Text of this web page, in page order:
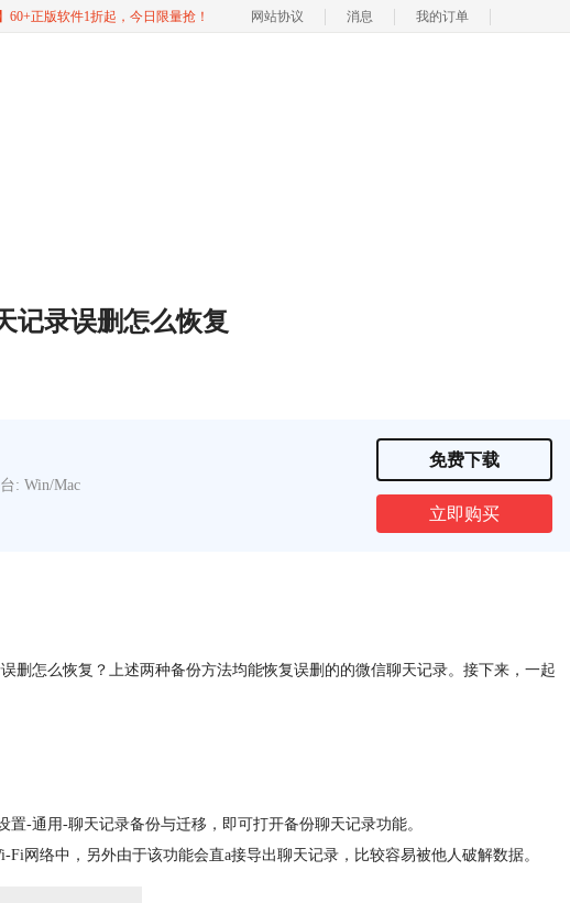
60+正版软件1折起，今日限量抢！ 网站协议 消息 我的订单
记录误删怎么恢复
: Win/Mac
免费下载
立即购买
删怎么恢复？上述两种备份方法均能恢复误删的的微信聊天记录。接下来，一起
-通用-聊天记录备份与迁移，即可打开备份聊天记录功能。
网络中，另外由于该功能会直a接导出聊天记录，比较容易被他人破解数据。